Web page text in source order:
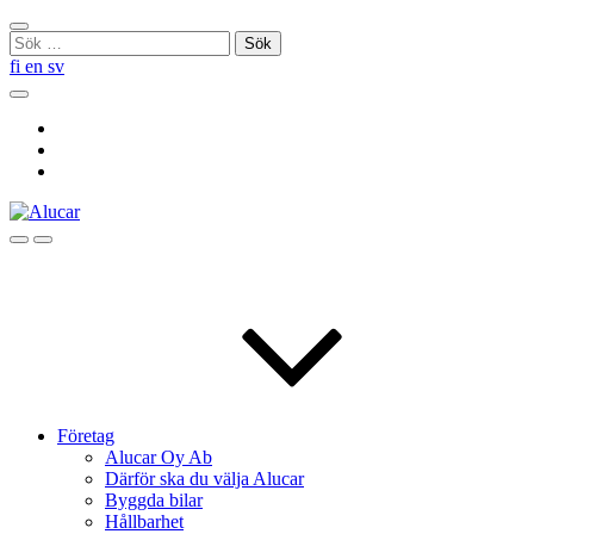
Skip
to
content
Stäng
sökningen
Sök
efter:
fi en sv
Sök
SökMenu
Företag
Alucar Oy Ab
Därför ska du välja Alucar
Byggda bilar
Hållbarhet